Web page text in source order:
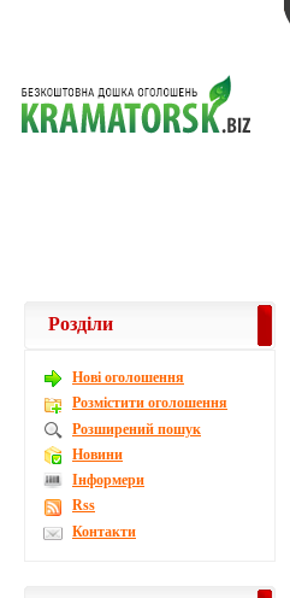
Розділи
Новi оголошення
Розмістити оголошення
Розширений пошук
Новини
Інформери
Rss
Контакти